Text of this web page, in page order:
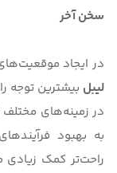
سخن آخر
در ایجاد
لیبل بیشترین توجه
در زمینه‌های
به بهبود
راحت‌تر کمک زیادی